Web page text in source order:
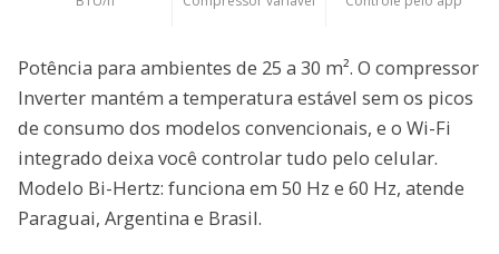
Potência para ambientes de 25 a 30 m². O compressor
Inverter mantém a temperatura estável sem os picos
de consumo dos modelos convencionais, e o Wi-Fi
integrado deixa você controlar tudo pelo celular.
Modelo Bi-Hertz: funciona em 50 Hz e 60 Hz, atende
Paraguai, Argentina e Brasil.